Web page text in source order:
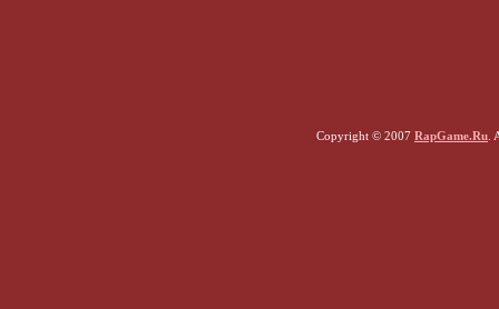
Copyright © 2007 RapGame.Ru